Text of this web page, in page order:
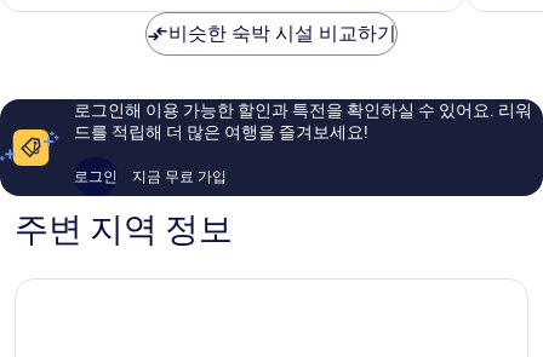
기
매
해
이
용
5,713
₩125,754
기
매
해
요,
비슷한 숙박 시설 비교하기
로그인해 이용 가능한 할인과 특전을 확인하실 수 있어요. 리워
드를 적립해 더 많은 여행을 즐겨보세요!
로그인 지금 무료 가입
주변 지역 정보